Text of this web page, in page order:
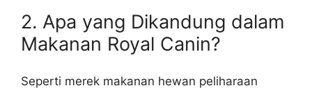
2. Apa yang Dikandung dalam
Makanan Royal Canin?
Seperti merek makanan hewan peliharaan